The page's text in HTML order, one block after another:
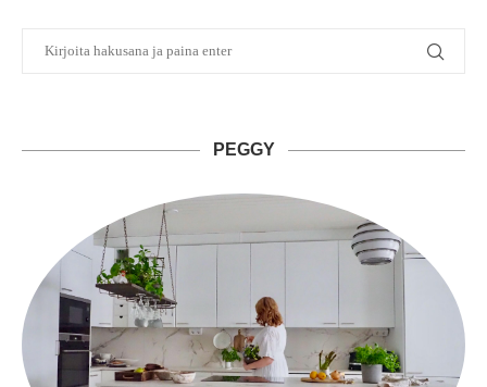
PEGGY